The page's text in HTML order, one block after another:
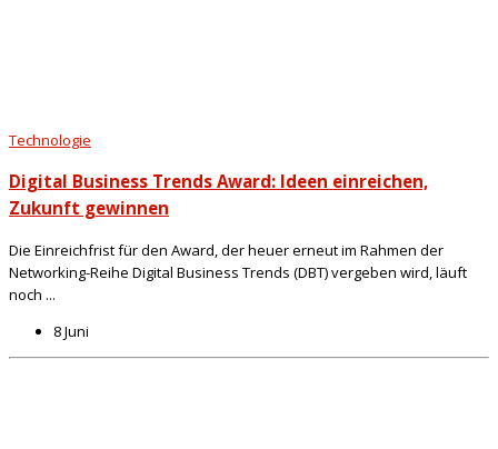
Technologie
Digital Business Trends Award: Ideen einreichen,
Zukunft gewinnen
Die Einreichfrist für den Award, der heuer erneut im Rahmen der
Networking-Reihe Digital Business Trends (DBT) vergeben wird, läuft
noch ...
8 Juni